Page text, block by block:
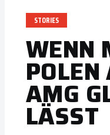
STORIES
WENN
POLEN
AMG
LÄSST